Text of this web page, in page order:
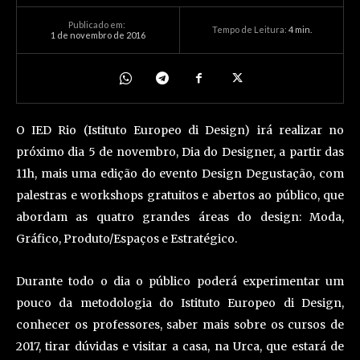
Publicado em:
1 de novembro de 2016
Tempo de Leitura: 4min.
O IED Rio (Istituto Europeo di Design) irá realizar no
próximo dia 5 de novembro, Dia do Designer, a partir das
11h, mais uma edição do evento Design Degustação, com
palestras e workshops gratuitos e abertos ao público, que
abordam as quatro grandes áreas do design: Moda,
Gráfico, Produto/Espaços e Estratégico.
Durante todo o dia o público poderá experimentar um
pouco da metodologia do Istituto Europeo di Design,
conhecer os professores, saber mais sobre os cursos de
2017, tirar dúvidas e visitar a casa, na Urca, que estará de